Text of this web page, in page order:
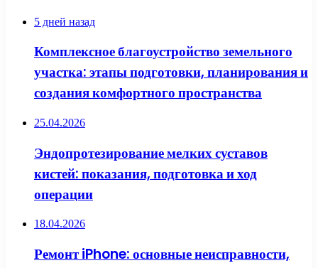
5 дней назад
Комплексное благоустройство земельного
участка: этапы подготовки, планирования и
создания комфортного пространства
25.04.2026
Эндопротезирование мелких суставов
кистей: показания, подготовка и ход
операции
18.04.2026
Ремонт iPhone: основные неисправности,